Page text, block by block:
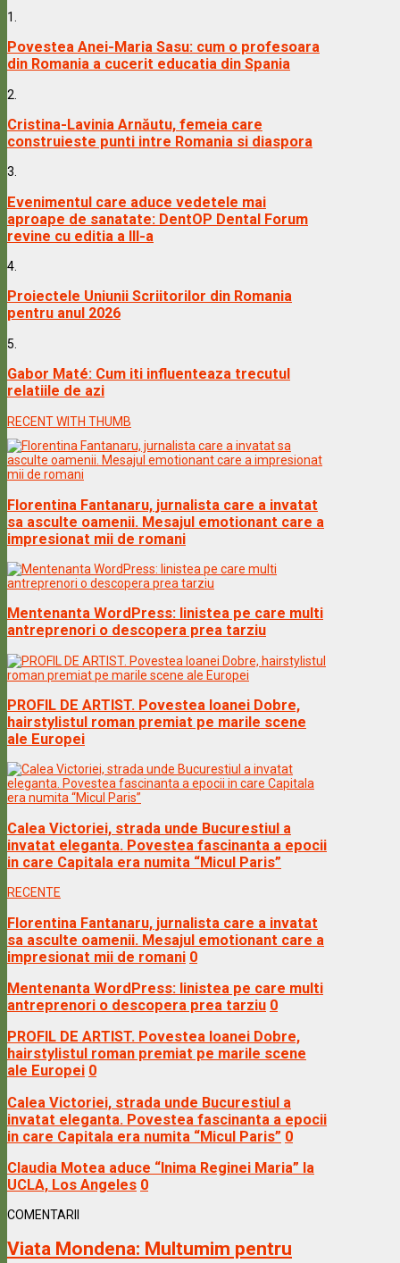
1.
Povestea Anei-Maria Sasu: cum o profesoara
din Romania a cucerit educatia din Spania
2.
Cristina-Lavinia Arnăutu, femeia care
construieste punti intre Romania si diaspora
3.
Evenimentul care aduce vedetele mai
aproape de sanatate: DentOP Dental Forum
revine cu editia a III-a
4.
Proiectele Uniunii Scriitorilor din Romania
pentru anul 2026
5.
Gabor Maté: Cum iti influenteaza trecutul
relatiile de azi
RECENT WITH THUMB
Florentina Fantanaru, jurnalista care a invatat
sa asculte oamenii. Mesajul emotionant care a
impresionat mii de romani
Mentenanta WordPress: linistea pe care multi
antreprenori o descopera prea tarziu
PROFIL DE ARTIST. Povestea Ioanei Dobre,
hairstylistul roman premiat pe marile scene
ale Europei
Calea Victoriei, strada unde Bucurestiul a
invatat eleganta. Povestea fascinanta a epocii
in care Capitala era numita “Micul Paris”
RECENTE
Florentina Fantanaru, jurnalista care a invatat
sa asculte oamenii. Mesajul emotionant care a
impresionat mii de romani 0
Mentenanta WordPress: linistea pe care multi
antreprenori o descopera prea tarziu 0
PROFIL DE ARTIST. Povestea Ioanei Dobre,
hairstylistul roman premiat pe marile scene
ale Europei 0
Calea Victoriei, strada unde Bucurestiul a
invatat eleganta. Povestea fascinanta a epocii
in care Capitala era numita “Micul Paris” 0
Claudia Motea aduce “Inima Reginei Maria” la
UCLA, Los Angeles 0
COMENTARII
Viata Mondena: Multumim pentru